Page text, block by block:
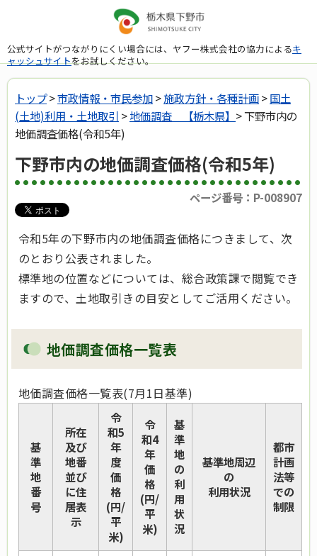
公式サイトがつながりにくい場合には、ヤフー株式会社の協力によるキ
ャッシュサイトをお試しください。
トップ>市政情報・市民参加>施政方針・各種計画>国土
(土地)利用・土地取引 >地価調査 【栃木県】 > 下野市内の
地価調査価格(令和5年)
下野市内の地価調査価格(令和5年)
ページ番号：P-008907
令和5年の下野市内の地価調査価格につきまして、次
のとおり公表されました。
標準地の位置などについては、総合政策課で閲覧でき
ますので、土地取引きの目安としてご活用ください。
地価調査価格一覧表
基
準
地
番
号
所在
及び
地番
並び
に住
居表
示
令
和5
年
度
価
格
(円/
平
米)
令
和4
年
価
格
(円/
平
米)
基
準
地
の
利
用
状
況
基準地周辺
の
利用状況
都市
計画
法等
での
制限
地価調査価格一覧表(7月1日基準)